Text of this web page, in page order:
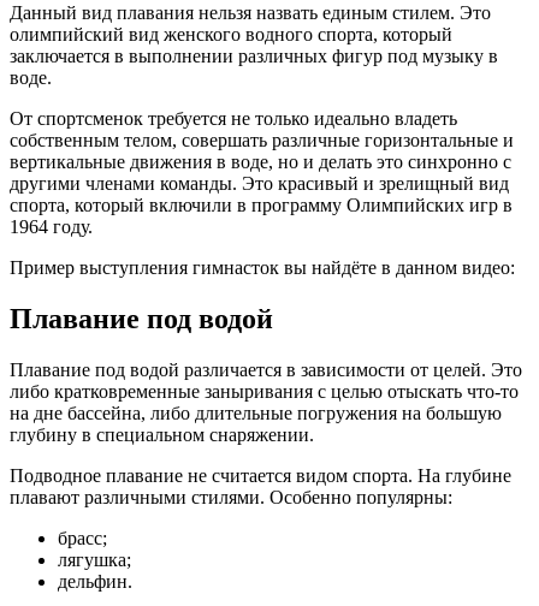
Данный вид плавания нельзя назвать единым стилем. Это
олимпийский вид женского водного спорта, который
заключается в выполнении различных фигур под музыку в
воде.
От спортсменок требуется не только идеально владеть
собственным телом, совершать различные горизонтальные и
вертикальные движения в воде, но и делать это синхронно с
другими членами команды. Это красивый и зрелищный вид
спорта, который включили в программу Олимпийских игр в
1964 году.
Пример выступления гимнасток вы найдёте в данном видео:
Плавание под водой
Плавание под водой различается в зависимости от целей. Это
либо кратковременные заныривания с целью отыскать что-то
на дне бассейна, либо длительные погружения на большую
глубину в специальном снаряжении.
Подводное плавание не считается видом спорта. На глубине
плавают различными стилями. Особенно популярны:
брасс;
лягушка;
дельфин.